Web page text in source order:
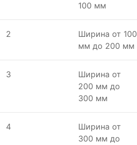
100 мм
2
Ширина от 100
мм до 200 мм
3
Ширина от
200 мм до
300 мм
4
Ширина от
300 мм до